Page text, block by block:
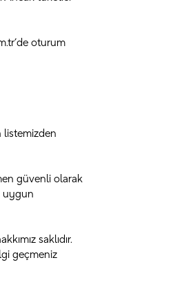
oturum
listemizden
güvenli olarak
uygun
saklıdır.
geçmeniz